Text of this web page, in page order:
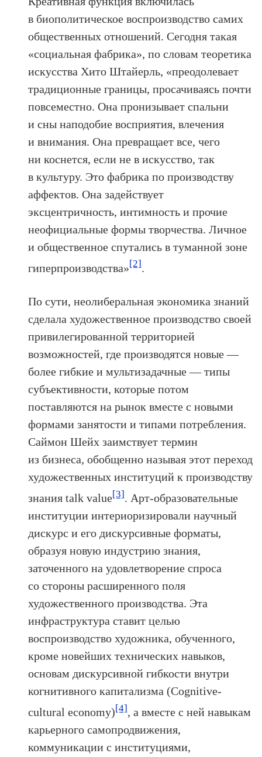
в биополитическое воспроизводство самих
общественных отношений. Сегодня такая
«социальная фабрика», по словам теоретика
искусства Хито Штайерль, «преодолевает
традиционные границы, просачиваясь почти
повсеместно. Она пронизывает спальни
и сны наподобие восприятия, влечения
и внимания. Она превращает все, чего
ни коснется, если не в искусство, так
в культуру. Это фабрика по производству
аффектов. Она задействует
эксцентричность, интимность и прочие
неофициальные формы творчества. Личное
и общественное спутались в туманной зоне
гиперпроизводства»[2].
По сути, неолиберальная экономика знаний
сделала художественное производство своей
привилегированной территорией
возможностей, где производятся новые —
более гибкие и мультизадачные — типы
субъективности, которые потом
поставляются на рынок вместе с новыми
формами занятости и типами потребления.
Саймон Шейх заимствует термин
из бизнеса, обобщенно называя этот переход
художественных институций к производству
знания talk value[3]. Арт-образовательные
институции интериоризировали научный
дискурс и его дискурсивные форматы,
образуя новую индустрию знания,
заточенного на удовлетворение спроса
со стороны расширенного поля
художественного производства. Эта
инфраструктура ставит целью
воспроизводство художника, обученного,
кроме новейших технических навыков,
основам дискурсивной гибкости внутри
когнитивного капитализма (Cognitive-
cultural economy)[4], а вместе с ней навыкам
карьерного самопродвижения,
коммуникации с институциями,